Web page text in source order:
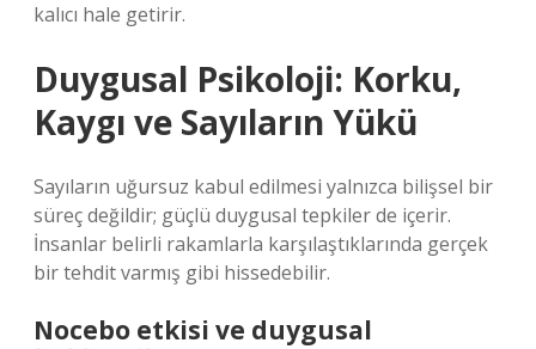
kalıcı hale getirir.
Duygusal Psikoloji: Korku,
Kaygı ve Sayıların Yükü
Sayıların uğursuz kabul edilmesi yalnızca bilişsel bir
süreç değildir; güçlü duygusal tepkiler de içerir.
İnsanlar belirli rakamlarla karşılaştıklarında gerçek
bir tehdit varmış gibi hissedebilir.
Nocebo etkisi ve duygusal